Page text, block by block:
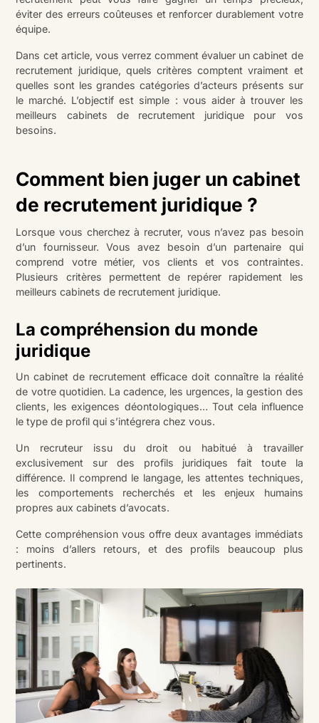
éviter des erreurs coûteuses et renforcer durablement votre
équipe.
Dans cet article, vous verrez comment évaluer un cabinet de
recrutement juridique, quels critères comptent vraiment et
quelles sont les grandes catégories d’acteurs présents sur
le marché. L’objectif est simple : vous aider à trouver les
meilleurs cabinets de recrutement juridique pour vos
besoins.
Comment bien juger un cabinet
de recrutement juridique ?
Lorsque vous cherchez à recruter, vous n’avez pas besoin
d’un fournisseur. Vous avez besoin d’un partenaire qui
comprend votre métier, vos clients et vos contraintes.
Plusieurs critères permettent de repérer rapidement les
meilleurs cabinets de recrutement juridique.
La compréhension du monde
juridique
Un cabinet de recrutement efficace doit connaître la réalité
de votre quotidien. La cadence, les urgences, la gestion des
clients, les exigences déontologiques… Tout cela influence
le type de profil qui s’intégrera chez vous.
Un recruteur issu du droit ou habitué à travailler
exclusivement sur des profils juridiques fait toute la
différence. Il comprend le langage, les attentes techniques,
les comportements recherchés et les enjeux humains
propres aux cabinets d’avocats.
Cette compréhension vous offre deux avantages immédiats
: moins d’allers retours, et des profils beaucoup plus
pertinents.